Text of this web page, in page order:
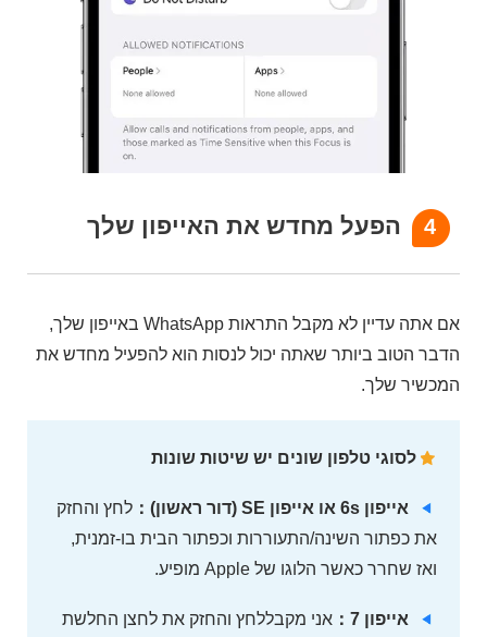
4 הפעל מחדש את האייפון שלך
אם אתה עדיין לא מקבל התראות WhatsApp באייפון שלך,
הדבר הטוב ביותר שאתה יכול לנסות הוא להפעיל מחדש את
המכשיר שלך.
לסוגי טלפון שונים יש שיטות שונות
אייפון 6s או אייפון SE (דור ראשון)：
לחץ והחזק
את כפתור השינה/התעוררות וכפתור הבית בו-זמנית,
ואז שחרר כאשר הלוגו של Apple מופיע.
אייפון 7：
אני מקבללחץ והחזק את לחצן החלשת